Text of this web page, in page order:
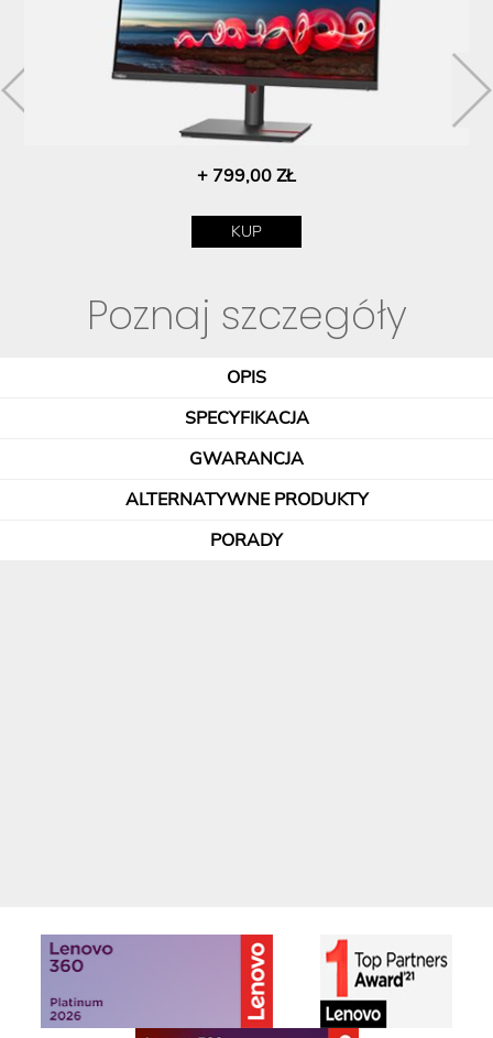
+ 799,00 ZŁ
KUP
Poznaj szczegóły
OPIS
SPECYFIKACJA
GWARANCJA
ALTERNATYWNE PRODUKTY
PORADY